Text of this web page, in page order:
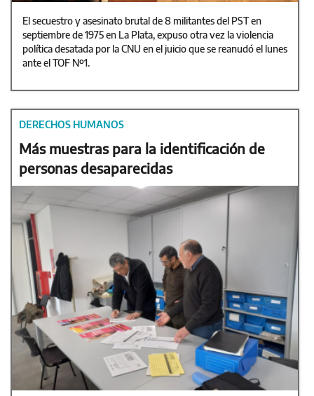
El secuestro y asesinato brutal de 8 militantes del PST en
septiembre de 1975 en La Plata, expuso otra vez la violencia
política desatada por la CNU en el juicio que se reanudó el lunes
ante el TOF Nº1.
DERECHOS HUMANOS
Más muestras para la identificación de
personas desaparecidas